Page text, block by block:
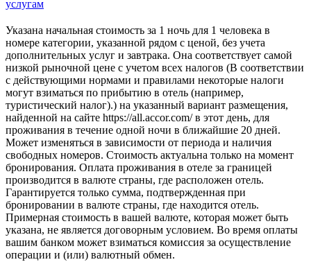
услугам
Указана начальная стоимость за 1 ночь для 1 человека в
номере категории, указанной рядом с ценой, без учета
дополнительных услуг и завтрака. Она соответствует самой
низкой рыночной цене с учетом всех налогов (В соответствии
с действующими нормами и правилами некоторые налоги
могут взиматься по прибытию в отель (например,
туристический налог).) на указанный вариант размещения,
найденной на сайте https://all.accor.com/ в этот день, для
проживания в течение одной ночи в ближайшие 20 дней.
Может изменяться в зависимости от периода и наличия
свободных номеров. Стоимость актуальна только на момент
бронирования. Оплата проживания в отеле за границей
производится в валюте страны, где расположен отель.
Гарантируется только сумма, подтвержденная при
бронировании в валюте страны, где находится отель.
Примерная стоимость в вашей валюте, которая может быть
указана, не является договорным условием. Во время оплаты
вашим банком может взиматься комиссия за осуществление
операции и (или) валютный обмен.